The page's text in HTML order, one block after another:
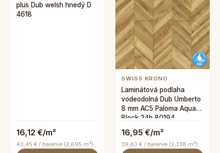
plus Dub welsh hnedý D
4618
16,12 €/m²
43,45 € / balenie (2,695 m²)
SWISS KRONO
Laminátová podlaha
vodeodolná Dub Umberto
8 mm AC5 Paloma Aqua
Block 24h 80194
16,95 €/m²
39,63 € / balenie (2,338 m²)